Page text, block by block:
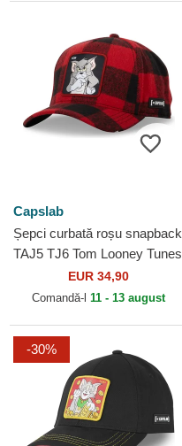
Capslab
Șepci curbată roșu snapback
TAJ5 TJ6 Tom Looney Tunes
de CapslabEUR 34,90
Comandă-l 11 - 13 august
-30%